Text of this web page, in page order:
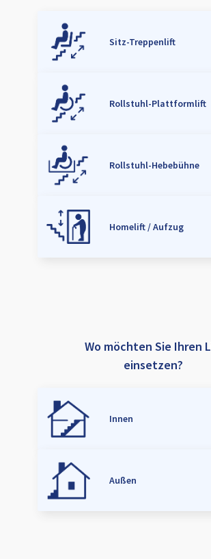
Sitz-Treppenlift
Rollstuhl-Plattformlift
Rollstuhl-Hebebühne
Homelift / Aufzug
Wo möchten Sie Ihren
einsetzen?
Innen
Außen